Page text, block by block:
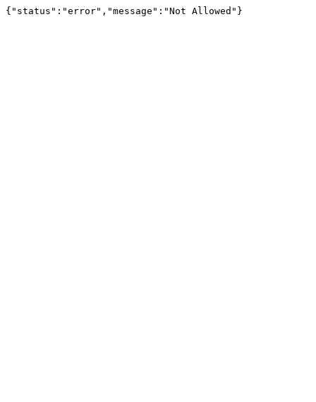
{"status":"error","message":"Not Allowed"}